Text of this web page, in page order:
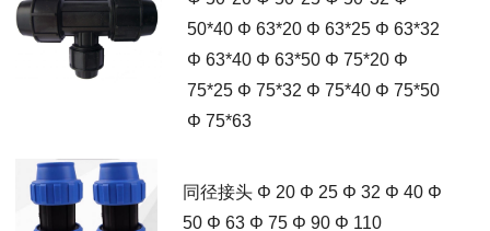
50*40 Φ 63*20 Φ 63*25 Φ 63*32
Φ 63*40 Φ 63*50 Φ 75*20 Φ
75*25 Φ 75*32 Φ 75*40 Φ 75*50
Φ 75*63
同径接头 Φ 20 Φ 25 Φ 32 Φ 40 Φ
50 Φ 63 Φ 75 Φ 90 Φ 110